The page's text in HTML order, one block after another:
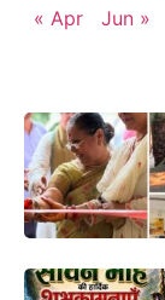
« Apr Jun »